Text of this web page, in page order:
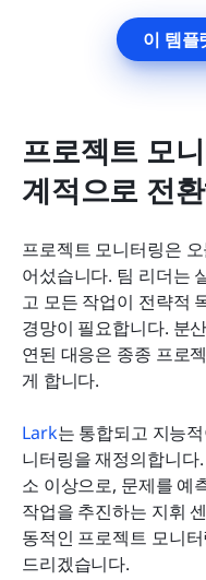
이 템플
프로젝트 모
계적으로 전
프로젝트 모니터링은
어섰습니다. 팀 리더는
고 모든 작업이 전략적
경망이 필요합니다. 분
연된 대응은 종종 프로
게 합니다.
Lark는 통합되고 지능
니터링을 재정의합니다
소 이상으로, 문제를 예
작업을 추진하는 지휘
동적인 프로젝트 모니
드리겠습니다.